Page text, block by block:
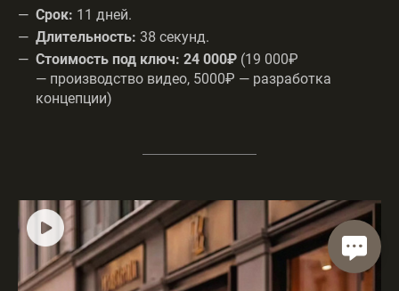
Срок: 11 дней.
Длительность: 38 секунд.
Стоимость под ключ: 24 000₽ (19 000₽
— производство видео, 5000₽ — разработка
концепции)